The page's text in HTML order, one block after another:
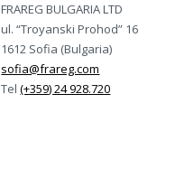
FRAREG BULGARIA LTD
ul. “Troyanski Prohod” 16
1612 Sofia (Bulgaria)
sofia@frareg.com
Tel(+359) 24 928.720